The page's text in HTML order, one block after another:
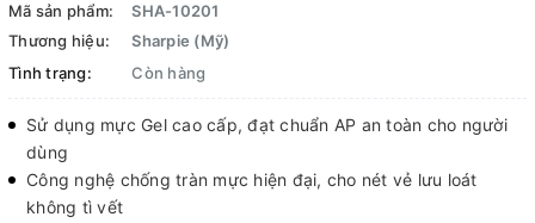
Mã sản phẩm:
SHA-10201
Thương hiệu:
Sharpie (Mỹ)
Tình trạng:
Còn hàng
Sử dụng mực Gel cao cấp, đạt chuẩn AP an toàn cho người
dùng
Công nghệ chống tràn mực hiện đại, cho nét vẻ lưu loát
không tì vết